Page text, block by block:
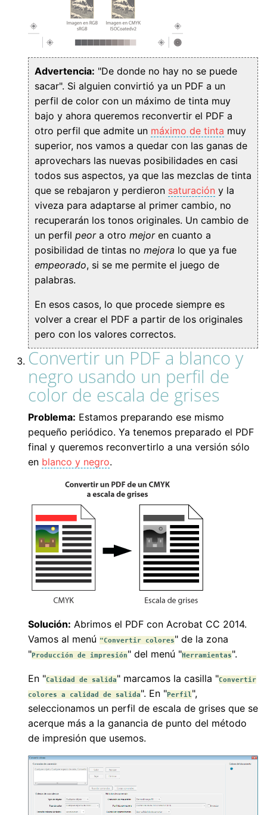
Advertencia: "De donde no hay no se puede
sacar". Si alguien convirtió ya un PDF a un
perfil de color con un máximo de tinta muy
bajo y ahora queremos reconvertir el PDF a
otro perfil que admite un máximo de tinta muy
superior, nos vamos a quedar con las ganas de
aprovechars las nuevas posibilidades en casi
todos sus aspectos, ya que las mezclas de tinta
que se rebajaron y perdieron saturación y la
viveza para adaptarse al primer cambio, no
recuperarán los tonos originales. Un cambio de
un perfil peora otro mejoren cuanto a
posibilidad de tintas no mejora lo que ya fue
empeorado, si se me permite el juego de
palabras.
En esos casos, lo que procede siempre es
volver a crear el PDF a partir de los originales
pero con los valores correctos.
Convertir un PDF a blanco y
negro usando un perfil de
color de escala de grises
Problema: Estamos preparando ese mismo
pequeño periódico. Ya tenemos preparado el PDF
final y queremos reconvertirlo a una versión sólo
en blanco y negro.
Solución: Abrimos el PDF con Acrobat CC 2014.
Vamos al menú "Convertir colores" de la zona
"Producción de impresión" del menú "Herramientas".
En "Calidad de salida" marcamos la casilla "Convertir
colores a calidad de salida". En "Perfil",
seleccionamos un perfil de escala de grises que se
acerque más a la ganancia de punto del método
de impresión que usemos.